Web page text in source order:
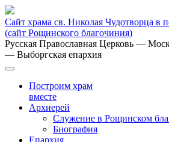
Сайт храма св. Николая Чудотворца в
(сайт Рощинского благочиния)
Русская Православная Церковь —
— Выборгская епархия
Построим храм
вместе
Архиерей
Служение в Рощинском
Биография
Епархия